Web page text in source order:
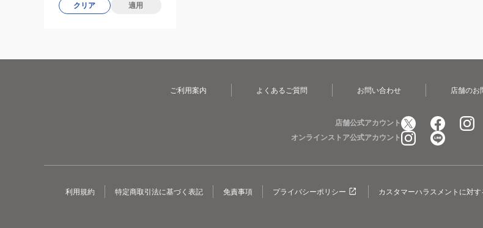
クリア 適用
ご利用案内 よくあるご質問 お問い合わせ 店舗のお
店舗公式アカウント
オンラインストア公式アカウント
利用規約 特定商取引法に基づく表記 免責事項 プライバシーポリシー カスタマーハラスメントに対